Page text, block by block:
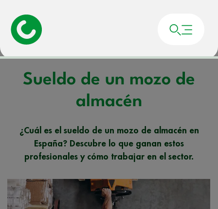
Portada»
Sueldo de un mozo de
almacén
¿Cuál es el sueldo de un mozo de almacén en
España? Descubre lo que ganan estos
profesionales y cómo trabajar en el sector.